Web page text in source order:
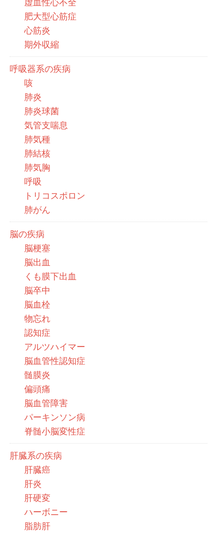
肥大型心筋症
心筋炎
期外収縮
呼吸器系の疾病
咳
肺炎
肺炎球菌
気管支喘息
肺気種
肺結核
肺気胸
呼吸
トリコスポロン
肺がん
脳の疾病
脳梗塞
脳出血
くも膜下出血
脳卒中
脳血栓
物忘れ
認知症
アルツハイマー
脳血管性認知症
髄膜炎
偏頭痛
脳血管障害
パーキンソン病
脊髄小脳変性症
肝臓系の疾病
肝臓癌
肝炎
肝硬変
ハーボニー
脂肪肝